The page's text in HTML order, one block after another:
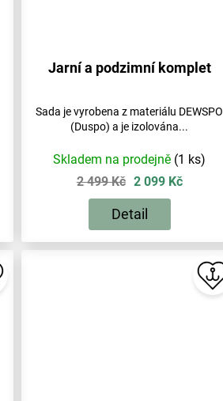
Jarní a podzimní komplet
Skladem na prodejně (1 ks)
2 499 Kč 2 099 Kč
Detail
Sada je vyrobena z materiálu DEWSPO
(Duspo) a je izolována...